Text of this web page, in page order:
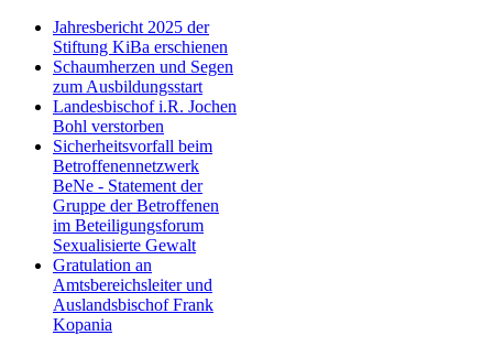
Jahresbericht 2025 der
Stiftung KiBa erschienen
Schaumherzen und Segen
zum Ausbildungsstart
Landesbischof i.R. Jochen
Bohl verstorben
Sicherheitsvorfall beim
Betroffenennetzwerk
BeNe - Statement der
Gruppe der Betroffenen
im Beteiligungsforum
Sexualisierte Gewalt
Gratulation an
Amtsbereichsleiter und
Auslandsbischof Frank
Kopania